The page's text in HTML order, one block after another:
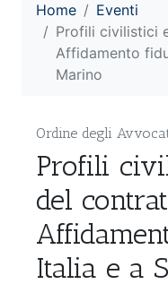
Home
Eventi
Profili civilistici
Affidamento
Marino
Ordine degli
Profili
del
Italia e a